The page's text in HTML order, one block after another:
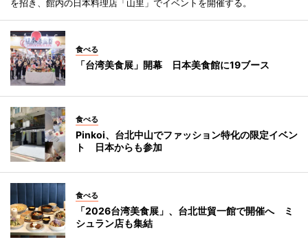
を招き、館内の日本料理店「山里」でイベントを開催する。
食べる
「台湾美食展」開幕 日本美食館に19ブース
食べる
Pinkoi、台北中山でファッション特化の限定イベン
ト 日本からも参加
食べる
「2026台湾美食展」、台北世貿一館で開催へ ミ
シュラン店も集結